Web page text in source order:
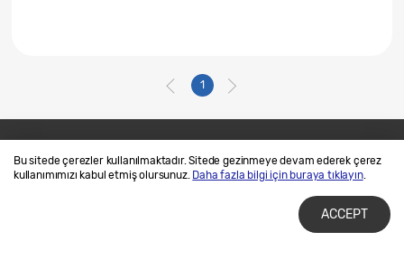
Bu sitede çerezler kullanılmaktadır. Sitede gezinmeye devam ederek çerez
kullanımımızı kabul etmiş olursunuz. Daha fazla bilgi için buraya tıklayın.
ACCEPT
1
Bize Ulaşın
SAMSUNG.COM